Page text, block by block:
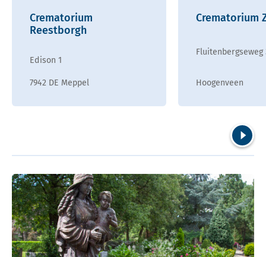
Crematorium
Reestborgh
Edison 1
7942 DE Meppel
Crematorium
Fluitenbergseweg
Hoogenveen